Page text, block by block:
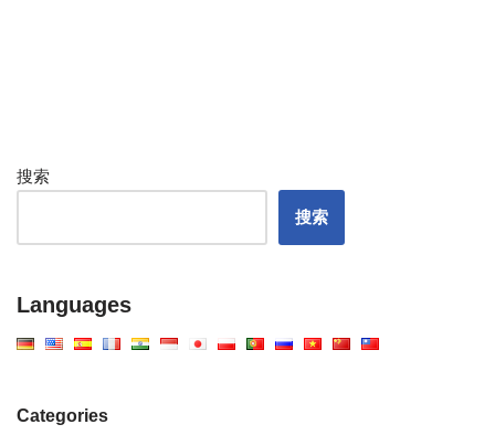
搜索
搜索
Languages
Categories